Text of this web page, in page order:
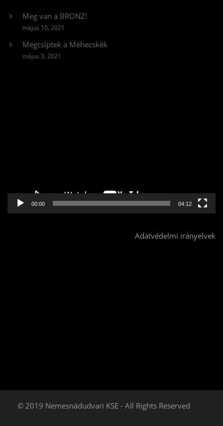
Meg van a BRONZ!
május 10, 2021
Megcsíptek a Méhecskék
május 3, 2021
00:00 04:12
Adatvédelmi irányelvek
© 2019 Nemesnádudvari KSE - All Rights Reserved